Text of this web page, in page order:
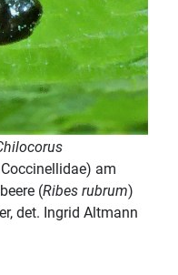
am
(Ribes rubrum)
det. Ingrid Altmann